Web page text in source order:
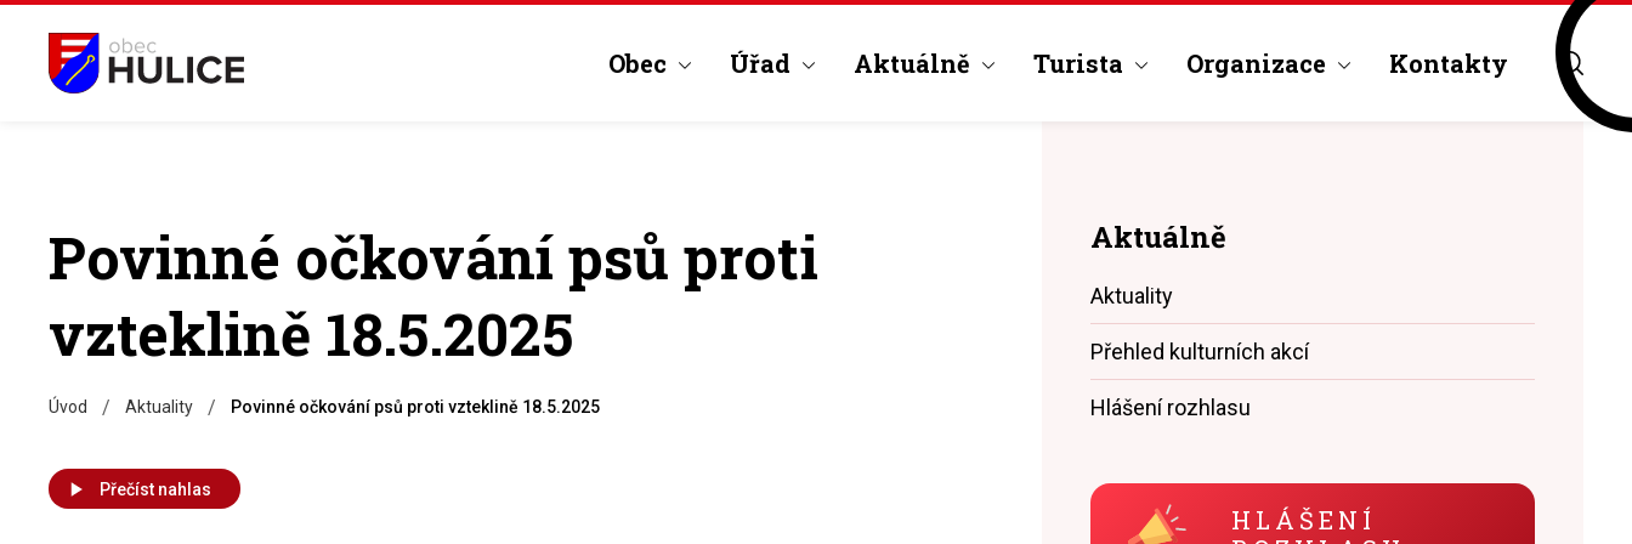
Obec Úřad Aktuálně Turista Organizace Kontakty
Povinné očkování psů proti
vzteklině 18.5.2025
Úvod / Aktuality / Povinné očkování psů proti vzteklině 18.5.2025
Přečíst nahlas
Aktuálně
Aktuality
Přehled kulturních akcí
Hlášení rozhlasu
HLÁŠENÍ